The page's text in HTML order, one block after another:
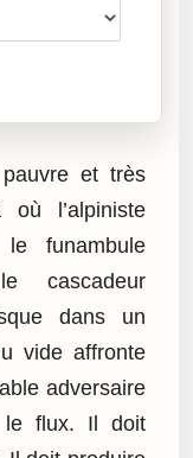
et très
l’alpiniste
funambule
cascadeur
dans un
vide affronte
adversaire
le flux. Il doit